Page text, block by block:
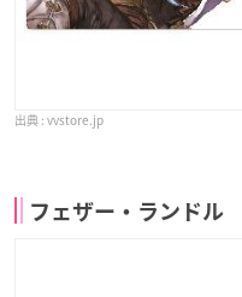
vvstore.jp
フェザー・ランドル